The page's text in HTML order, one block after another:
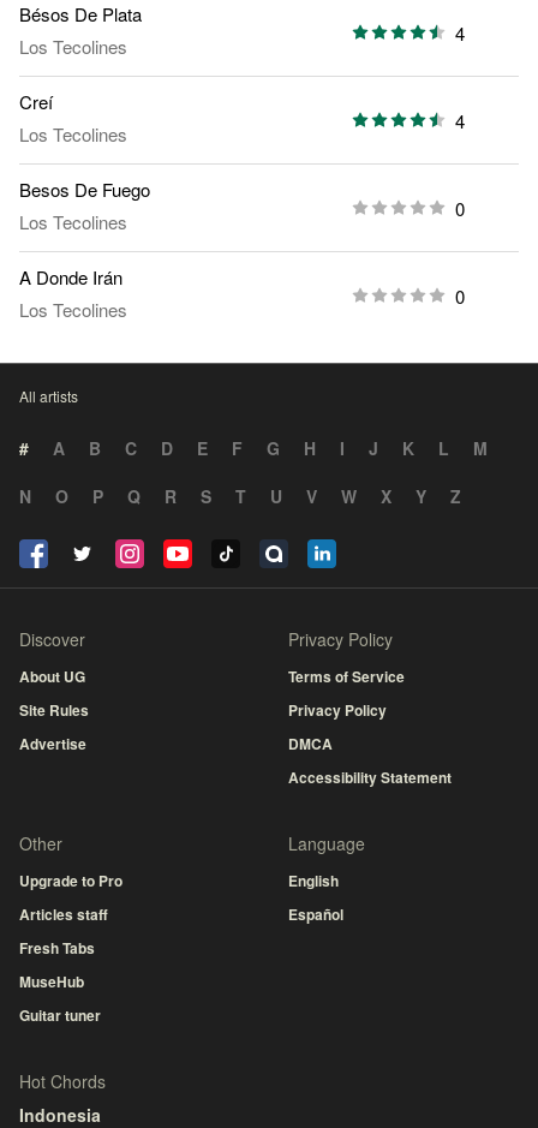
Bésos De Plata
Los Tecolines
4
Creí
Los Tecolines
4
Besos De Fuego
Los Tecolines
0
A Donde Irán
Los Tecolines
0
All artists
# A B C D E F G H I J K L
M
N
O P Q R S T U V W X Y Z
Discover
About UG
Site Rules
Advertise
Privacy Policy
Terms of Service
Privacy Policy
DMCA
Accessibility Statement
Other
Upgrade to Pro
Articles staff
Fresh Tabs
MuseHub
Guitar tuner
Language
English
Español
Hot Chords
Indonesia